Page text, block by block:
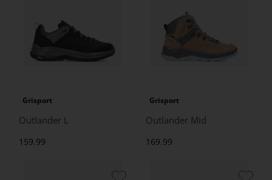
Grisport
Outlander L
159.99
Grisport
Outlander Mid
169.99